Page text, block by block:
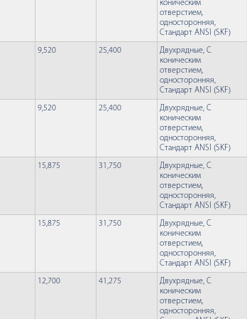
коническим
отверстием,
односторонняя,
Стандарт ANSI (SKF)
9,520 25,400
Двухрядные, С
коническим
отверстием,
односторонняя,
Стандарт ANSI (SKF)
9,520 25,400
Двухрядные, С
коническим
отверстием,
односторонняя,
Стандарт ANSI (SKF)
15,875 31,750
Двухрядные, С
коническим
отверстием,
односторонняя,
Стандарт ANSI (SKF)
15,875 31,750
Двухрядные, С
коническим
отверстием,
односторонняя,
Стандарт ANSI (SKF)
12,700 41,275
Двухрядные, С
коническим
отверстием,
односторонняя,